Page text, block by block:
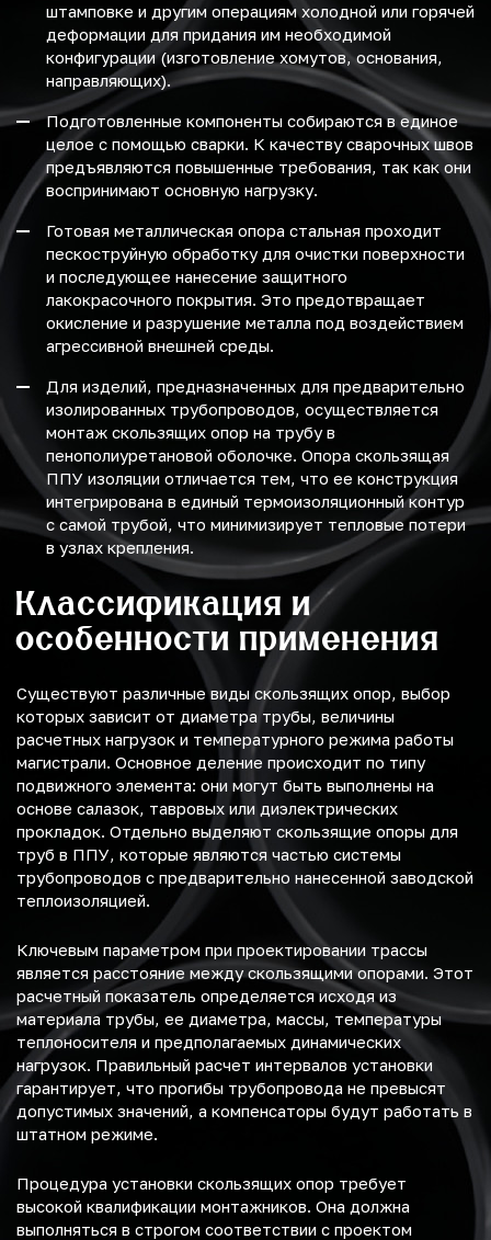
штамповке и другим операциям холодной или горячей
деформации для придания им необходимой
конфигурации (изготовление хомутов, основания,
направляющих).
Подготовленные компоненты собираются в единое
целое с помощью сварки. К качеству сварочных швов
предъявляются повышенные требования, так как они
воспринимают основную нагрузку.
Готовая металлическая опора стальная проходит
пескоструйную обработку для очистки поверхности
и последующее нанесение защитного
лакокрасочного покрытия. Это предотвращает
окисление и разрушение металла под воздействием
агрессивной внешней среды.
Для изделий, предназначенных для предварительно
изолированных трубопроводов, осуществляется
монтаж скользящих опор на трубу в
пенополиуретановой оболочке. Опора скользящая
ППУ изоляции отличается тем, что ее конструкция
интегрирована в единый термоизоляционный контур
с самой трубой, что минимизирует тепловые потери
в узлах крепления.
Классификация и
особенности применения
Существуют различные виды скользящих опор, выбор
которых зависит от диаметра трубы, величины
расчетных нагрузок и температурного режима работы
магистрали. Основное деление происходит по типу
подвижного элемента: они могут быть выполнены на
основе салазок, тавровых или диэлектрических
прокладок. Отдельно выделяют скользящие опоры для
труб в ППУ, которые являются частью системы
трубопроводов с предварительно нанесенной заводской
теплоизоляцией.
Ключевым параметром при проектировании трассы
является расстояние между скользящими опорами. Этот
расчетный показатель определяется исходя из
материала трубы, ее диаметра, массы, температуры
теплоносителя и предполагаемых динамических
нагрузок. Правильный расчет интервалов установки
гарантирует, что прогибы трубопровода не превысят
допустимых значений, а компенсаторы будут работать в
штатном режиме.
Процедура установки скользящих опор требует
высокой квалификации монтажников. Она должна
выполняться в строгом соответствии с проектом